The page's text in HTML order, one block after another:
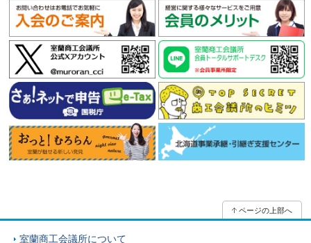
ページの上部へ
室蘭商工会議所について